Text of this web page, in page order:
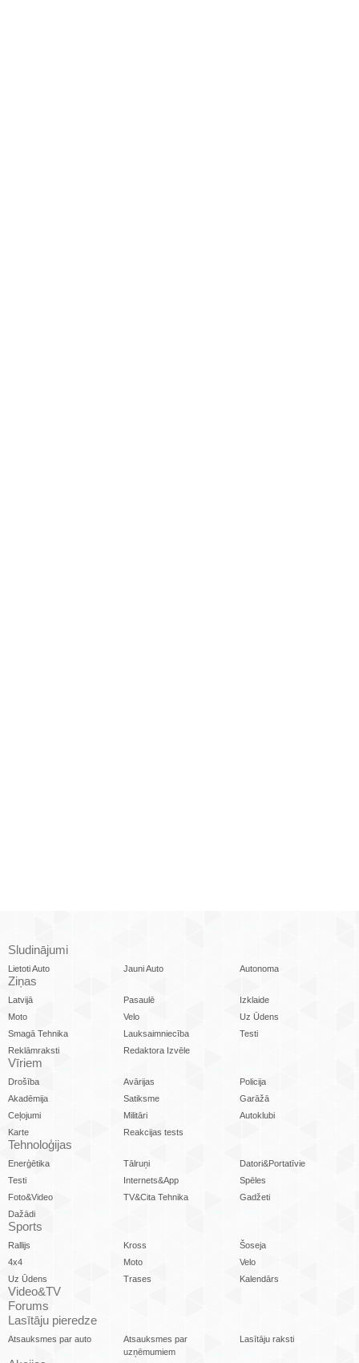
Sludinājumi
Lietoti Auto Jauni Auto Autonoma
Ziņas
Latvijā Pasaulē
Izklaide
Moto
Velo
Uz Ūdens
Smagā Tehnika
Lauksaimniecība
Testi
Reklāmraksti
Redaktora Izvēle
Vīriem
Drošība Avārijas
Policija
Akadēmija
Satiksme
Garāžā
Ceļojumi
Militāri
Autoklubi
Karte
Reakcijas tests
Tehnoloģijas
Enerģētika Tālruņi
Datori&Portatīvie
Testi
Internets&App
Spēles
Foto&Video
TV&Cita Tehnika
Gadžeti
Dažādi
Sports
Rallijs Kross
Šoseja
4x4
Moto
Velo
Uz Ūdens
Trases Kalendārs
Video&TV
Forums
Lasītāju pieredze
Atsauksmes par auto
Atsauksmes par
uzņēmumiem
Lasītāju raksti